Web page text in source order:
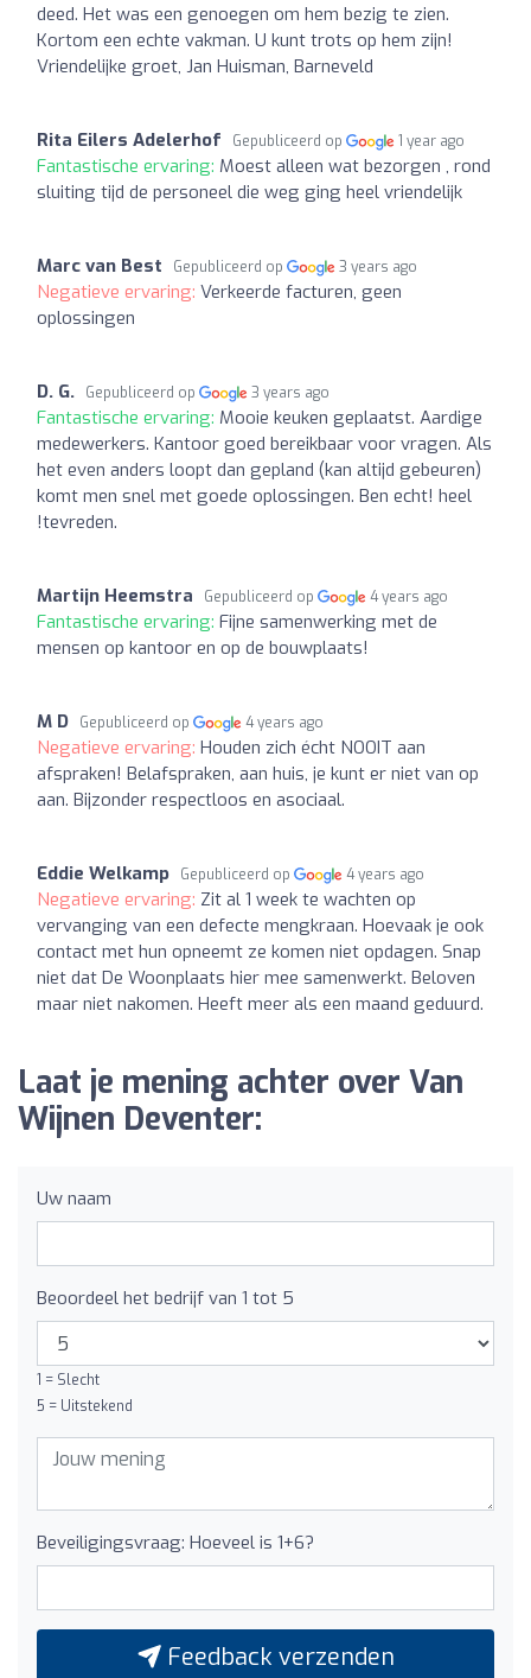
deed. Het was een genoegen om hem bezig te zien.
Kortom een echte vakman. U kunt trots op hem zijn!
Vriendelijke groet, Jan Huisman, Barneveld
Rita Eilers Adelerhof Gepubliceerd op 1 year ago
Fantastische ervaring: Moest alleen wat bezorgen , rond
sluiting tijd de personeel die weg ging heel vriendelijk
Marc van Best Gepubliceerd op 3 years ago
Negatieve ervaring: Verkeerde facturen, geen
oplossingen
D. G. Gepubliceerd op 3 years ago
Fantastische ervaring: Mooie keuken geplaatst. Aardige
medewerkers. Kantoor goed bereikbaar voor vragen. Als
het even anders loopt dan gepland (kan altijd gebeuren)
komt men snel met goede oplossingen. Ben echt! heel
!tevreden.
Martijn Heemstra Gepubliceerd op 4 years ago
Fantastische ervaring: Fijne samenwerking met de
mensen op kantoor en op de bouwplaats!
M D Gepubliceerd op 4 years ago
Negatieve ervaring: Houden zich écht NOOIT aan
afspraken! Belafspraken, aan huis, je kunt er niet van op
aan. Bijzonder respectloos en asociaal.
Eddie Welkamp Gepubliceerd op 4 years ago
Negatieve ervaring: Zit al 1 week te wachten op
vervanging van een defecte mengkraan. Hoevaak je ook
contact met hun opneemt ze komen niet opdagen. Snap
niet dat De Woonplaats hier mee samenwerkt. Beloven
maar niet nakomen. Heeft meer als een maand geduurd.
Laat je mening achter over Van
Wijnen Deventer:
Uw naam
Beoordeel het bedrijf van 1 tot 5
1 = Slecht
5 = Uitstekend
Beveiligingsvraag: Hoeveel is 1+6?
Feedback verzenden